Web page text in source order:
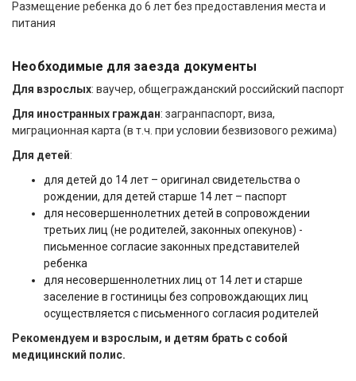
Размещение ребенка до 6 лет без предоставления места и
питания
Необходимые для заезда документы
Для взрослых: ваучер, общегражданский российский паспорт
Для иностранных граждан: загранпаспорт, виза,
миграционная карта (в т.ч. при условии безвизового режима)
Для детей:
для детей до 14 лет – оригинал свидетельства о
рождении, для детей старше 14 лет – паспорт
для несовершеннолетних детей в сопровождении
третьих лиц (не родителей, законных опекунов) -
письменное согласие законных представителей
ребенка
для несовершеннолетних лиц от 14 лет и старше
заселение в гостиницы без сопровождающих лиц
осуществляется с письменного согласия родителей
Рекомендуем и взрослым, и детям брать с собой
медицинский полис.